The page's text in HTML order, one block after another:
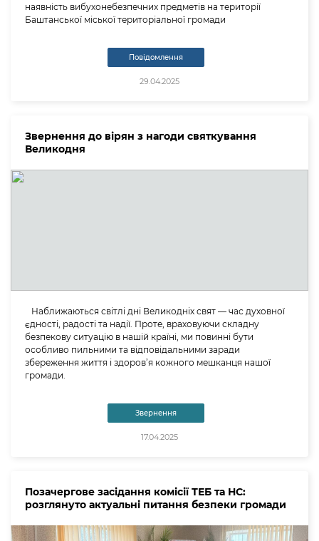
наявність вибухонебезпечних предметів на території
Баштанської міської територіальної громади
Повідомлення
29.04.2025
Звернення до вірян з нагоди святкування
Великодня
Наближаються світлі дні Великодніх свят — час духовної
єдності, радості та надії. Проте, враховуючи складну
безпекову ситуацію в нашій країні, ми повинні бути
особливо пильними та відповідальними заради
збереження життя і здоров’я кожного мешканця нашої
громади.
Звернення
17.04.2025
Позачергове засідання комісії ТЕБ та НС:
розглянуто актуальні питання безпеки громади